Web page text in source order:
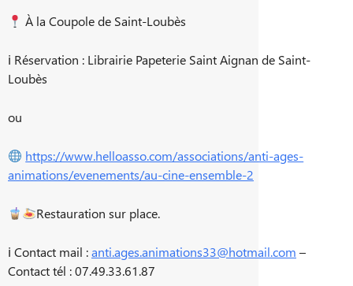
À la Coupole de Saint-Loubès
ℹ Réservation : Librairie Papeterie Saint Aignan de Saint-
Loubès
ou
https://www.helloasso.com/associations/anti-ages-
animations/evenements/au-cine-ensemble-2
Restauration sur place.
ℹ Contact mail :anti.ages.animations33@hotmail.com –
Contact tél : 07.49.33.61.87